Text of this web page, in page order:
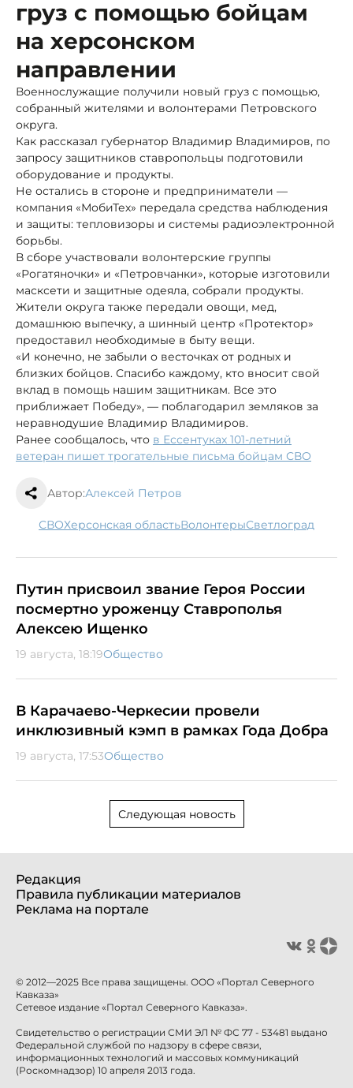
груз с помощью бойцам
на херсонском
направлении
Военнослужащие получили новый груз с помощью,
собранный жителями и волонтерами Петровского
округа.
Как рассказал губернатор Владимир Владимиров, по
запросу защитников ставропольцы подготовили
оборудование и продукты.
Не остались в стороне и предприниматели —
компания «МобиТех» передала средства наблюдения
и защиты: тепловизоры и системы радиоэлектронной
борьбы.
В сборе участвовали волонтерские группы
«Рогатяночки» и «Петровчанки», которые изготовили
масксети и защитные одеяла, собрали продукты.
Жители округа также передали овощи, мед,
домашнюю выпечку, а шинный центр «Протектор»
предоставил необходимые в быту вещи.
«И конечно, не забыли о весточках от родных и
близких бойцов. Спасибо каждому, кто вносит свой
вклад в помощь нашим защитникам. Все это
приближает Победу», — поблагодарил земляков за
неравнодушие Владимир Владимиров.
Ранее сообщалось, что в Ессентуках 101-летний
ветеран пишет трогательные письма бойцам СВО
Автор:Алексей Петров
СВО Херсонская область волонтеры Светлоград
Путин присвоил звание Героя России
посмертно уроженцу Ставрополья
Алексею Ищенко
19 августа, 18:19Общество
В Карачаево-Черкесии провели
инклюзивный кэмп в рамках Года Добра
19 августа, 17:53Общество
Следующая новость
Редакция
Правила публикации материалов
Реклама на портале
© 2012—2025 Все права защищены. ООО «Портал Северного
Кавказа»
Сетевое издание «Портал Северного Кавказа».
Свидетельство о регистрации СМИ ЭЛ № ФС 77 - 53481 выдано
Федеральной службой по надзору в сфере связи,
информационных технологий и массовых коммуникаций
(Роскомнадзор) 10 апреля 2013 года.